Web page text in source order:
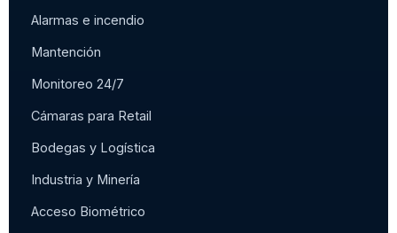
Alarmas e incendio
Mantención
Monitoreo 24/7
Cámaras para Retail
Bodegas y Logística
Industria y Minería
Acceso Biométrico